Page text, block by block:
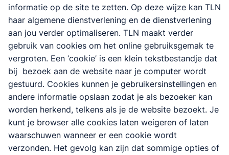
informatie op de site te zetten. Op deze wijze kan TLN
haar algemene dienstverlening en de dienstverlening
aan jou verder optimaliseren. TLN maakt verder
gebruik van cookies om het online gebruiksgemak te
vergroten. Een ‘cookie’ is een klein tekstbestandje dat
bij bezoek aan de website naar je computer wordt
gestuurd. Cookies kunnen je gebruikersinstellingen en
andere informatie opslaan zodat je als bezoeker kan
worden herkend, telkens als je de website bezoekt. Je
kunt je browser alle cookies laten weigeren of laten
waarschuwen wanneer er een cookie wordt
verzonden. Het gevolg kan zijn dat sommige opties of